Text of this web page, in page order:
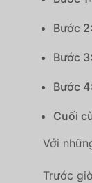
Bước
Bước
Bước
Cuối
Với
Trước